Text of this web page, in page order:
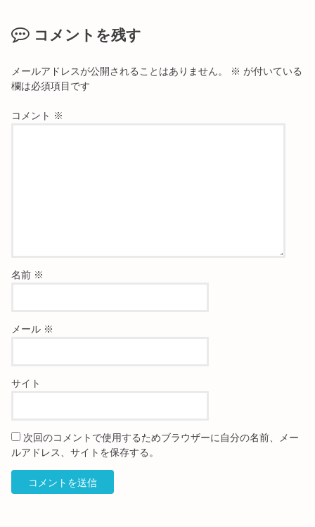
コメントを残す
メールアドレスが公開されることはありません。 ※ が付いている
欄は必須項目です
コメント ※
名前 ※
メール ※
サイト
次回のコメントで使用するためブラウザーに自分の名前、メー
ルアドレス、サイトを保存する。